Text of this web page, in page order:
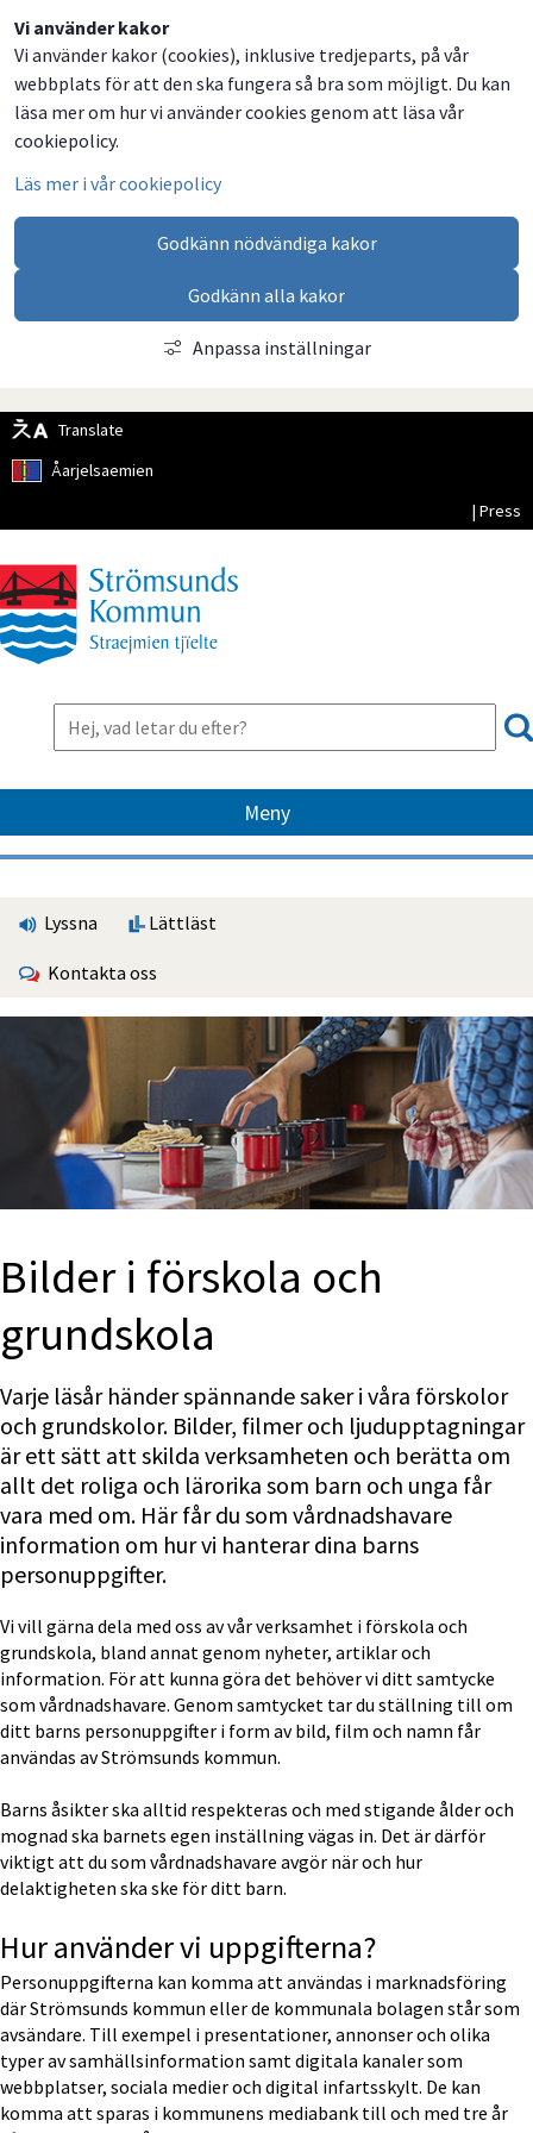
Vi använder kakor
Vi använder kakor (cookies), inklusive tredjeparts, på vår
webbplats för att den ska fungera så bra som möjligt. Du kan
läsa mer om hur vi använder cookies genom att läsa vår
cookiepolicy.
Läs mer i vår cookiepolicy
Godkänn nödvändiga kakor
Godkänn alla kakor
Anpassa inställningar
Translate
Åarjelsaemien
| Press
Meny
Lyssna Lättläst
Kontakta oss
Bilder i förskola och
grundskola
Varje läsår händer spännande saker i våra förskolor
och grundskolor. Bilder, filmer och ljudupptagningar
är ett sätt att skilda verksamheten och berätta om
allt det roliga och lärorika som barn och unga får
vara med om. Här får du som vårdnadshavare
information om hur vi hanterar dina barns
personuppgifter.
Vi vill gärna dela med oss av vår verksamhet i förskola och
grundskola, bland annat genom nyheter, artiklar och
information. För att kunna göra det behöver vi ditt samtycke
som vårdnadshavare. Genom samtycket tar du ställning till om
ditt barns personuppgifter i form av bild, film och namn får
användas av Strömsunds kommun.
Barns åsikter ska alltid respekteras och med stigande ålder och
mognad ska barnets egen inställning vägas in. Det är därför
viktigt att du som vårdnadshavare avgör när och hur
delaktigheten ska ske för ditt barn.
Hur använder vi uppgifterna?
Personuppgifterna kan komma att användas i marknadsföring
där Strömsunds kommun eller de kommunala bolagen står som
avsändare. Till exempel i presentationer, annonser och olika
typer av samhällsinformation samt digitala kanaler som
webbplatser, sociala medier och digital infartsskylt. De kan
komma att sparas i kommunens mediabank till och med tre år
Dela
på
Facebook
Dela
på
Twitter
Dela
på
LinkedIn
Dela
via
email